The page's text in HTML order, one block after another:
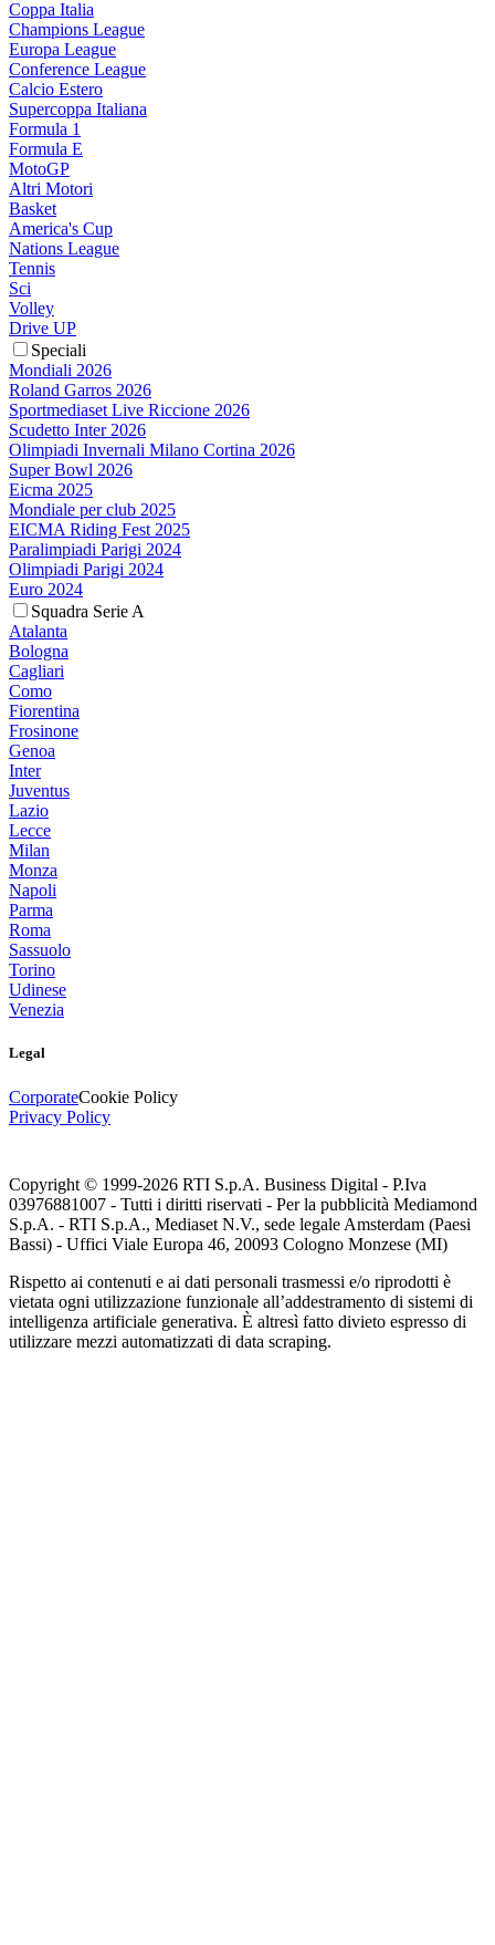
Coppa Italia
Champions League
Europa League
Conference League
Calcio Estero
Supercoppa Italiana
Formula 1
Formula E
MotoGP
Altri Motori
Basket
America's Cup
Nations League
Tennis
Sci
Volley
Drive UP
Speciali
Mondiali 2026
Roland Garros 2026
Sportmediaset Live Riccione 2026
Scudetto Inter 2026
Olimpiadi Invernali Milano Cortina 2026
Super Bowl 2026
Eicma 2025
Mondiale per club 2025
EICMA Riding Fest 2025
Paralimpiadi Parigi 2024
Olimpiadi Parigi 2024
Euro 2024
Squadra Serie A
Atalanta
Bologna
Cagliari
Como
Fiorentina
Frosinone
Genoa
Inter
Juventus
Lazio
Lecce
Milan
Monza
Napoli
Parma
Roma
Sassuolo
Torino
Udinese
Venezia
Legal
CorporateCookie Policy
Privacy Policy
Copyright © 1999-2026 RTI S.p.A. Business Digital - P.Iva
03976881007 - Tutti i diritti riservati - Per la pubblicità Mediamond
S.p.A. - RTI S.p.A., Mediaset N.V., sede legale Amsterdam (Paesi
Bassi) - Uffici Viale Europa 46, 20093 Cologno Monzese (MI)
Rispetto ai contenuti e ai dati personali trasmessi e/o riprodotti è
vietata ogni utilizzazione funzionale all’addestramento di sistemi di
intelligenza artificiale generativa. È altresì fatto divieto espresso di
utilizzare mezzi automatizzati di data scraping.